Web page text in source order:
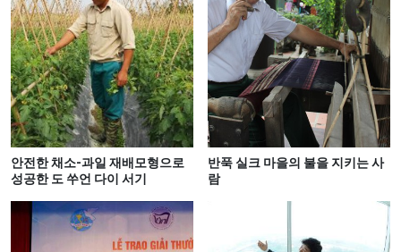
안전한 채소-과일 재배모형으로
성공한 도 쑤언 다이 서기
반푹 실크 마을의 불을 지키는 사
람